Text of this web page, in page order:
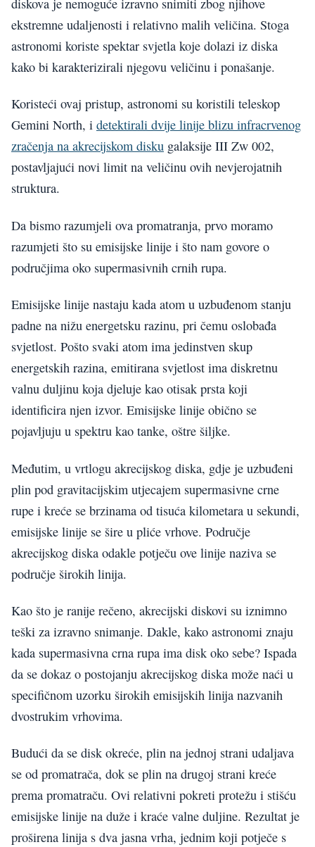
diskova je nemoguće izravno snimiti zbog njihove
ekstremne udaljenosti i relativno malih veličina. Stoga
astronomi koriste spektar svjetla koje dolazi iz diska
kako bi karakterizirali njegovu veličinu i ponašanje.
Koristeći ovaj pristup, astronomi su koristili teleskop
Gemini North, i detektirali dvije linije blizu infracrvenog
zračenja na akrecijskom disku galaksije III Zw 002,
postavljajući novi limit na veličinu ovih nevjerojatnih
struktura.
Da bismo razumjeli ova promatranja, prvo moramo
razumjeti što su emisijske linije i što nam govore o
područjima oko supermasivnih crnih rupa.
Emisijske linije nastaju kada atom u uzbuđenom stanju
padne na nižu energetsku razinu, pri čemu oslobađa
svjetlost. Pošto svaki atom ima jedinstven skup
energetskih razina, emitirana svjetlost ima diskretnu
valnu duljinu koja djeluje kao otisak prsta koji
identificira njen izvor. Emisijske linije obično se
pojavljuju u spektru kao tanke, oštre šiljke.
Međutim, u vrtlogu akrecijskog diska, gdje je uzbuđeni
plin pod gravitacijskim utjecajem supermasivne crne
rupe i kreće se brzinama od tisuća kilometara u sekundi,
emisijske linije se šire u pliće vrhove. Područje
akrecijskog diska odakle potječu ove linije naziva se
područje širokih linija.
Kao što je ranije rečeno, akrecijski diskovi su iznimno
teški za izravno snimanje. Dakle, kako astronomi znaju
kada supermasivna crna rupa ima disk oko sebe? Ispada
da se dokaz o postojanju akrecijskog diska može naći u
specifičnom uzorku širokih emisijskih linija nazvanih
dvostrukim vrhovima.
Budući da se disk okreće, plin na jednoj strani udaljava
se od promatrača, dok se plin na drugoj strani kreće
prema promatraču. Ovi relativni pokreti protežu i stišću
emisijske linije na duže i kraće valne duljine. Rezultat je
proširena linija s dva jasna vrha, jednim koji potječe s